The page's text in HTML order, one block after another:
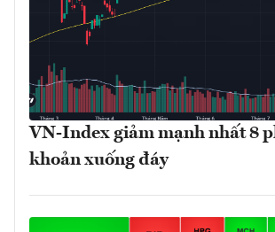
VN-Index giảm mạnh nhất 8
khoản xuống đáy